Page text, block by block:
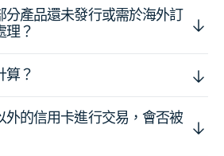
分產品還未發行或需於海外訂
理？
算？
外的信用卡進行交易，會否被